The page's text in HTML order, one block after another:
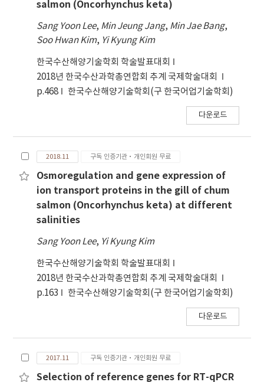
salmon (Oncorhynchus keta)
Sang Yoon Lee, Min Jeung Jang, Min Jae Bang,
Soo Hwan Kim, Yi Kyung Kim
한국수산해양기술학회 학술발표대회
2018년 한국수산과학총연합회 추계 국제학술대회
p.468
한국수산해양기술학회(구 한국어업기술학회)
다운로드
2018.11 구독 인증기관·개인회원 무료
Osmoregulation and gene expression of
ion transport proteins in the gill of chum
salmon (Oncorhynchus keta) at different
salinities
Sang Yoon Lee, Yi Kyung Kim
한국수산해양기술학회 학술발표대회
2018년 한국수산과학총연합회 추계 국제학술대회
p.163
한국수산해양기술학회(구 한국어업기술학회)
다운로드
2017.11 구독 인증기관·개인회원 무료
Selection of reference genes for RT-qPCR